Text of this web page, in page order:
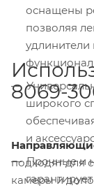
оснащены
позволяя
удлинители
широкого
и
Прочные и
8069-
подходят для
камеры и